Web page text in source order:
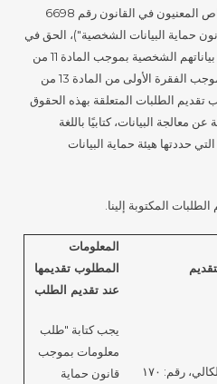
الطلبات")، والمُعرّفون بأنهم الأشخاص المعنيون في القانون رقم 6698
حماية البيانات الشخصية")، الحق في
تقديم طلبات محددة تتعلق بمعالجة بياناتهم الشخصية بموجب المادة 11 من
قانون حماية البيانات الشخصية. وبموجب الفقرة الأولى من المادة 13 من
تقديم الطلبات المتعلقة بهذه الحقوق
معالجة البيانات، كتابيًا باللغة
حددتها هيئة حماية البيانات
المكتوبة إلينا.
المعلومات
المطلوب تقديمها
عند تقديم الطلب
شارع هالكالي، رقم: ١٧٠
يجب كتابة "طلب
معلومات بموجب
قانون حماية